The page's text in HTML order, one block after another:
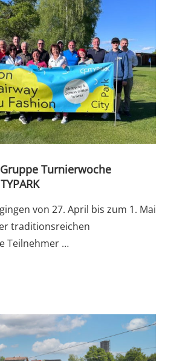
Turnierwoche
von 27. April bis zum 1. Mai
traditionsreichen
Teilnehmer …